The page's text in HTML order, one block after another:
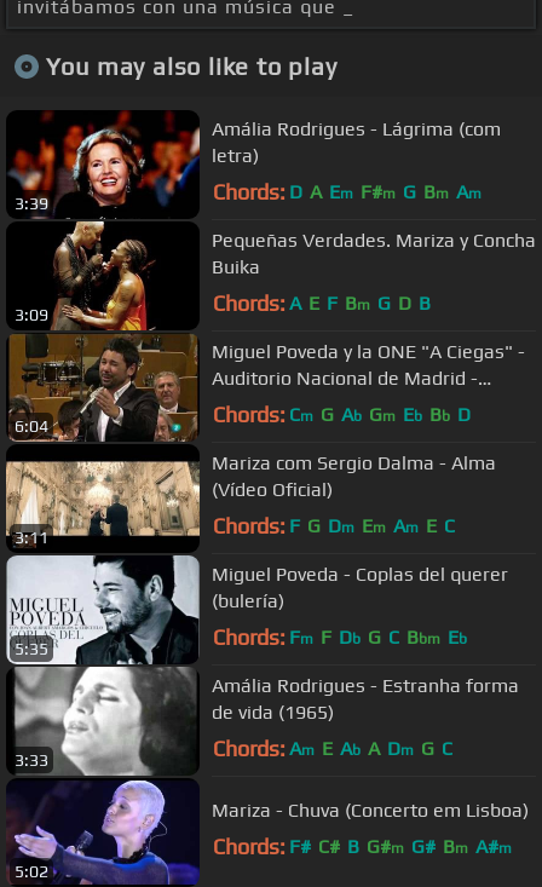
invitábamos con una música que _
You may also like to play
3:39
Amália Rodrigues - Lágrima (com
letra)
Chords: D A Em F#m G Bm Am
3:09
Pequeñas Verdades. Mariza y Concha
Buika
Chords: A E F Bm G D B
6:04
Miguel Poveda y la ONE "A Ciegas" -
Auditorio Nacional de Madrid -
12.06.2010
Chords: Cm G Ab Gm Eb Bb D
3:11
Mariza com Sergio Dalma - Alma
(Vídeo Oficial)
Chords: F G Dm Em Am E C
5:35
Miguel Poveda - Coplas del querer
(bulería)
Chords: Fm F Db G C Bbm Eb
3:33
Amália Rodrigues - Estranha forma
de vida (1965)
Chords: Am E Ab A Dm G C
5:02
Mariza - Chuva (Concerto em Lisboa)
Chords: F# C# B G#m G# Bm A#m